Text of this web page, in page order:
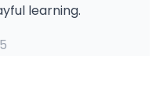
learning.